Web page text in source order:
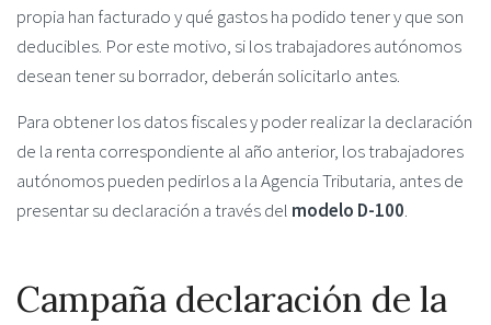
propia han facturado y qué gastos ha podido tener y que son
deducibles. Por este motivo, si los trabajadores autónomos
desean tener su borrador, deberán solicitarlo antes.
Para obtener los datos fiscales y poder realizar la declaración
de la renta correspondiente al año anterior, los trabajadores
autónomos pueden pedirlos a la Agencia Tributaria, antes de
presentar su declaración a través del modelo D-100.
Campaña declaración de la